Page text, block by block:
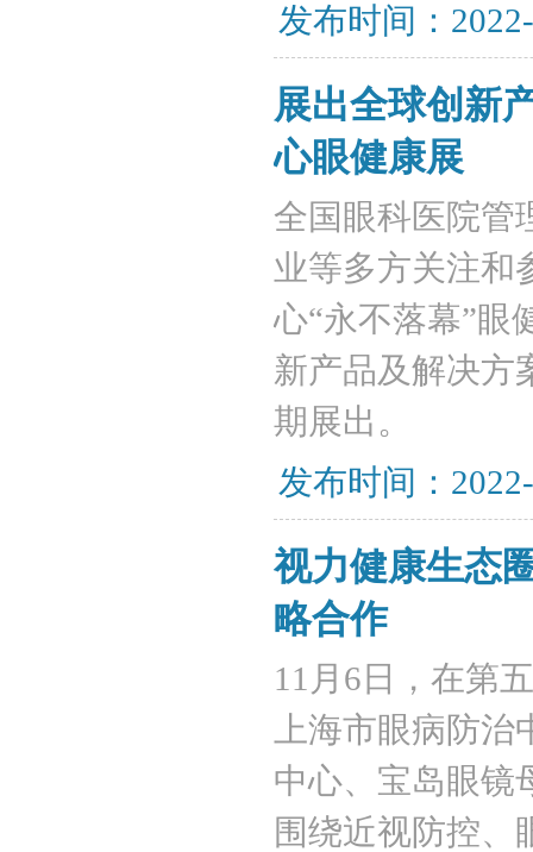
发布时间：
展出全球创新
心眼健康展
全国眼科医院管
业等多方关注和
心“永不落幕”眼
新产品及解决方
期展出。
发布时间：
视力健康生态
略合作
​11月6日，在第
上海市眼病防
中心、宝岛眼镜
围绕近视防控、